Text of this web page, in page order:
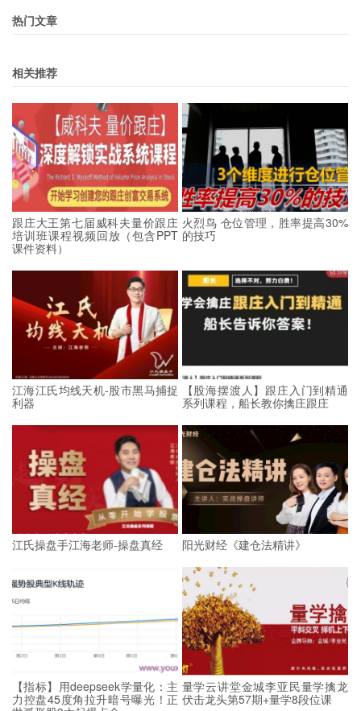
热门文章
相关推荐
跟庄大王第七届威科夫量价跟庄
培训班课程视频回放（包含PPT
课件资料）
火烈鸟 仓位管理，胜率提高30%
的技巧
江海江氏均线天机-股市黑马捕捉
利器
【股海摆渡人】跟庄入门到精通
系列课程，船长教你擒庄跟庄
江氏操盘手江海老师-操盘真经 阳光财经《建仓法精讲》
【指标】用deepseek学量化：主
力控盘45度角拉升暗号曝光！正
量学云讲堂金城李亚民量学擒龙
伏击龙头第57期+量学8段位课